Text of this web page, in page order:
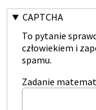
CAPTCHA
To pytanie
człowiekiem i
spamu.
Zadanie